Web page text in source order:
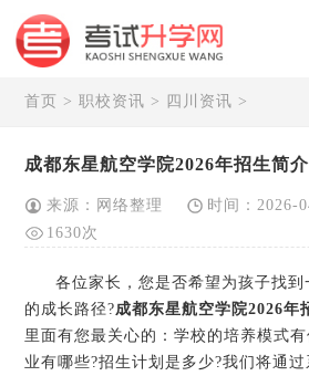
首页 >职校资讯 > 四川资讯 >
成都东星航空学院2026年招生简介
来源：网络整理
时间：2026-
1630次
各位家长，您是否希望为孩子找
的成长路径?成都东星航空学院2026年
里面有您最关心的：学校的培养模式
业有哪些?招生计划是多少?我们将通